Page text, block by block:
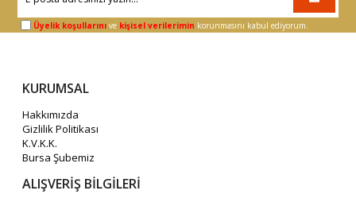
Üyelik koşullarını ve kişisel verilerimin korunmasını kabul ediyorum.
KURUMSAL
Hakkımızda
Gizlilik Politikası
K.V.K.K.
Bursa Şubemiz
ALIŞVERİŞ BİLGİLERİ